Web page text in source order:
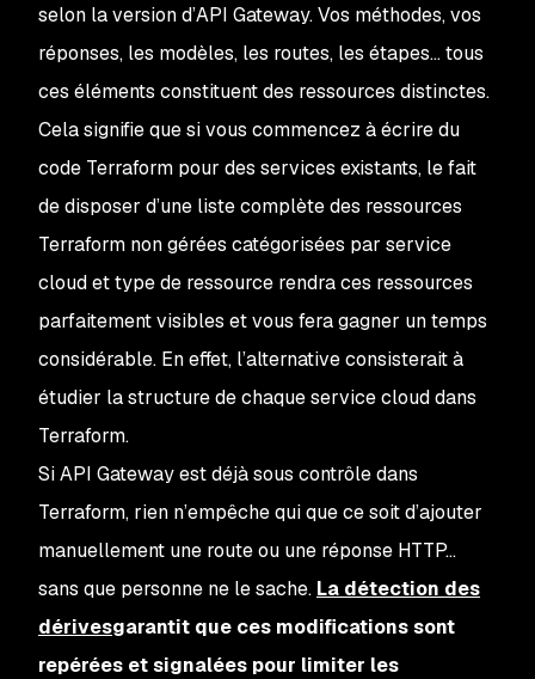
selon la version d’API Gateway. Vos méthodes, vos
réponses, les modèles, les routes, les étapes... tous
ces éléments constituent des ressources distinctes.
Cela signifie que si vous commencez à écrire du
code Terraform pour des services existants, le fait
de disposer d’une liste complète des ressources
Terraform non gérées catégorisées par service
cloud et type de ressource rendra ces ressources
parfaitement visibles et vous fera gagner un temps
considérable. En effet, l’alternative consisterait à
étudier la structure de chaque service cloud dans
Terraform.
Si API Gateway est déjà sous contrôle dans
Terraform, rien n’empêche qui que ce soit d’ajouter
manuellement une route ou une réponse HTTP...
sans que personne ne le sache. La détection des
dérivesgarantit que ces modifications sont
repérées et signalées pour limiter les